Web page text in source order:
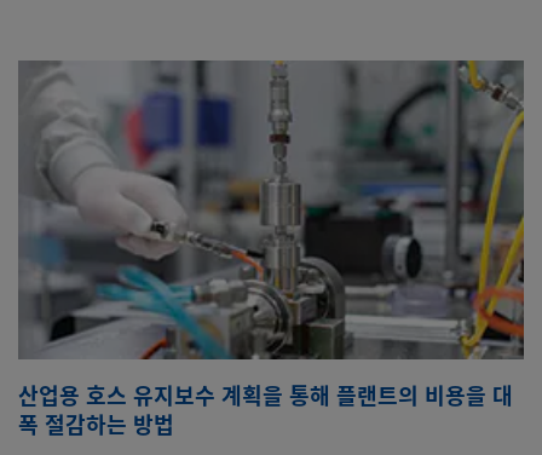
산업용 호스 유지보수 계획을 통해 플랜트의 비용을 대
폭 절감하는 방법